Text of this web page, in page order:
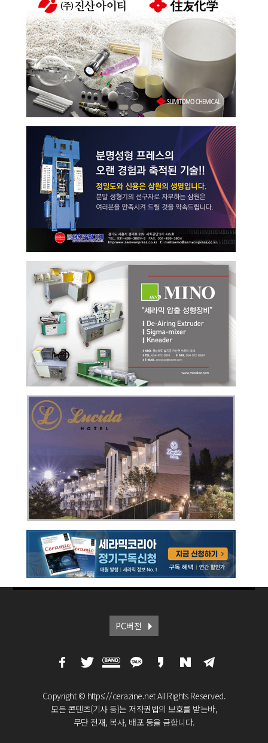
PC버전
Copyright © https://cerazine.net All Rights Reserved.
모든 콘텐츠(기사 등)는 저작권법의 보호를 받는바,
무단 전재, 복사, 배포 등을 금합니다.